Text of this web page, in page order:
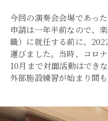
今回の演奏会会場であっ
申請は一年半前なので、
職）に就任する前に、
運びました。当時、コロ
10月まで対面活動はでき
外部施設練習が始まり間も